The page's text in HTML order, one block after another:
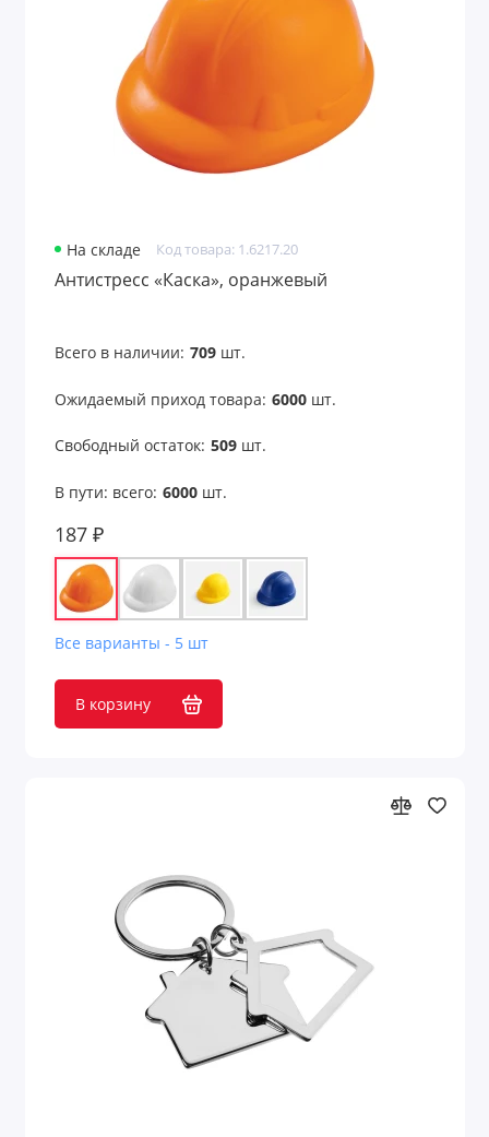
Держатели для визиток
Держатели для документов
Держатели для смартфона
Джемперы с принтом
Для железнодорожников
Для строителей
Для сублимации
Для учебы и творчества
Емкости для путешествий
Женские портмоне
На складе Код товара: 1.6217.20
Антистресс «Каска», оранжевый
Всего в наличии: 709шт.
Ожидаемый приход товара: 6000шт.
Свободный остаток: 509шт.
В пути: всего: 6000шт.
187 ₽
Все варианты - 5 шт
В корзину